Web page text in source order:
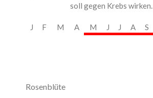
soll gegen Krebs wirken.
J F M A M J J A S
Rosenblüte